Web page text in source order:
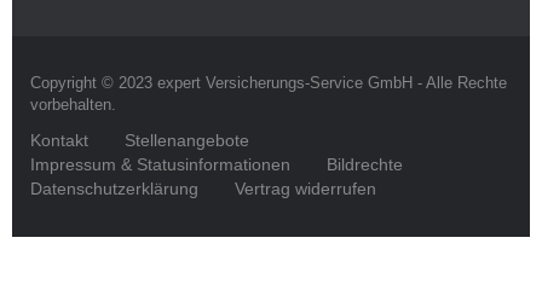
Copyright © 2023 expert Versicherungs-Service GmbH - Alle Rechte
vorbehalten.
Kontakt
Stellenangebote
Impressum & Statusinformationen
Bildrechte
Datenschutzerklärung
Vertrag widerrufen